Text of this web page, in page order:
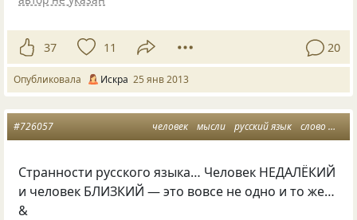
37 11 20
Опубликовала Искра 25 янв 2013
человек мысли русский язык слово
#726057
Странности русского языка… Человек НЕДАЛЁКИЙ
и человек БЛИЗКИЙ — это вовсе не одно и то же…
&